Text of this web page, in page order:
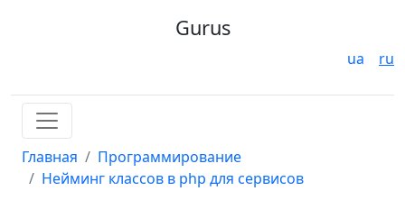
Gurus
ua ru
Главная
Программирование
Нейминг классов в php для сервисов